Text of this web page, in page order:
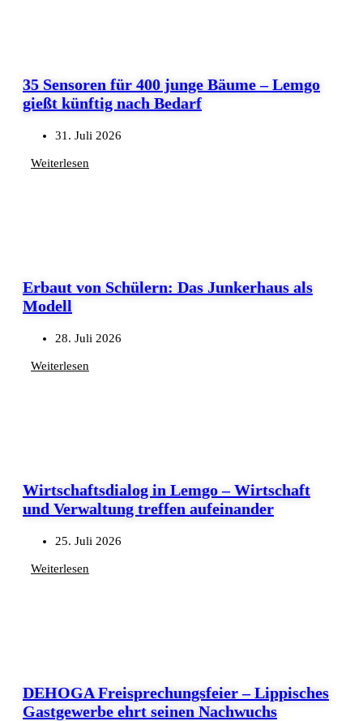
35 Sensoren für 400 junge Bäume – Lemgo
gießt künftig nach Bedarf
31. Juli 2026
Weiterlesen
Erbaut von Schülern: Das Junkerhaus als
Modell
28. Juli 2026
Weiterlesen
Wirtschaftsdialog in Lemgo – Wirtschaft
und Verwaltung treffen aufeinander
25. Juli 2026
Weiterlesen
DEHOGA Freisprechungsfeier – Lippisches
Gastgewerbe ehrt seinen Nachwuchs